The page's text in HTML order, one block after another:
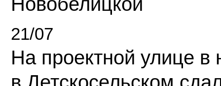
21/07
На проектной улице